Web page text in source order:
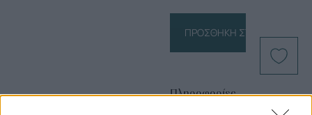
ΠΡΟΣΘΉΚΗ ΣΤΟ ΚΑΛΆΘΙ
Πληροφορίες